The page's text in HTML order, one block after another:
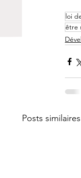
loi
être
Posts similaires